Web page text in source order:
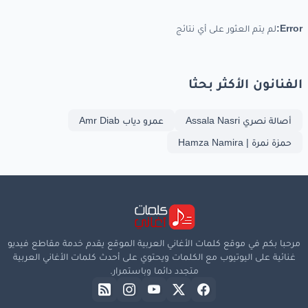
Error: لم يتم العثور على أي نتائج
الفنانون الأكثر بحثا
أصالة نصري Assala Nasri
عمرو دياب Amr Diab
حمزة نمرة | Hamza Namira
مرحبا بكم في موقع كلمات الأغاني العربية الموقع يقدم خدمة مقاطع فيديو
غنائية على اليوتيوب مع الكلمات ويحتوي على أحدث كلمات الأغاني العربية
متجدد دائما وباستمرار.